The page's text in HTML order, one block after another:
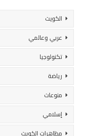
الكويت
عربي وعالمي
تكنولوجيا
رياضة
منوعات
إسلامي
مظاهرات الكويت